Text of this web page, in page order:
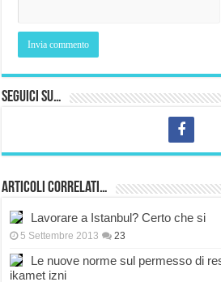
Seguici su…
Articoli correlati…
Lavorare a Istanbul? Certo che si
5 Settembre 2013 23
Le nuove norme sul permesso di
ikamet izni